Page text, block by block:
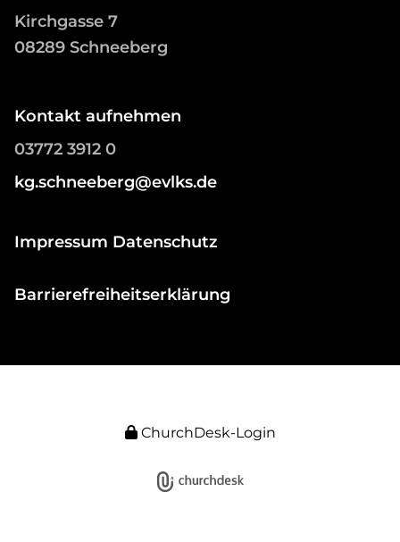
Kirchgasse 7
08289 Schneeberg
Kontakt aufnehmen
03772 3912 0
kg.schneeberg@evlks.de
Impressum Datenschutz
Barrierefreiheitserklärung
ChurchDesk-Login